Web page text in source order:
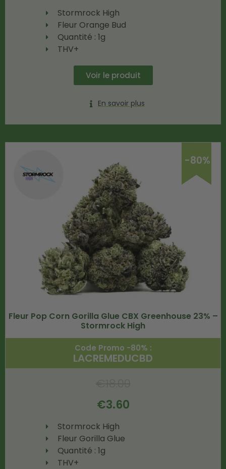
Stormrock High
Fleur Orange Bud
Quantité : 1g
THV+
Voir le produit
En savoir plus
-80%
Fleur Pop Corn Gorilla Glue CBX Greenhouse 23% –
Stormrock High
Code Promo -80% :
LACREMEDUCBD
€3.60
Stormrock High
Fleur Gorilla Glue
Quantité : 1g
THV+